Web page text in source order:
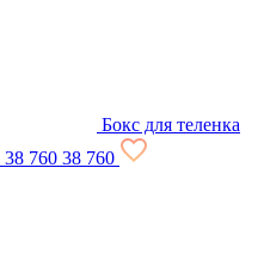
Бокс для теленка
38 760 38 760